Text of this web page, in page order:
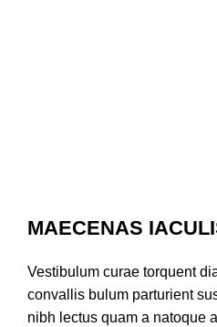
MAECENAS
Vestibulum curae torquent
convallis bulum parturient
nibh lectus quam a natoque